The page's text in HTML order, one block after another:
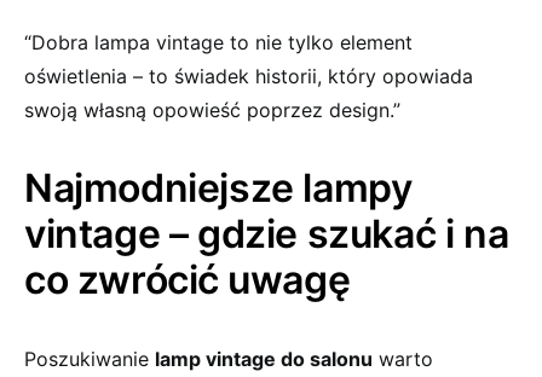
“Dobra lampa vintage to nie tylko ‌element
oświetlenia – to⁤ świadek historii, który opowiada
swoją własną opowieść‍ poprzez design.”
Najmodniejsze lampy
vintage – gdzie szukać i na
co zwrócić ⁢uwagę
Poszukiwanie lamp vintage do salonu warto